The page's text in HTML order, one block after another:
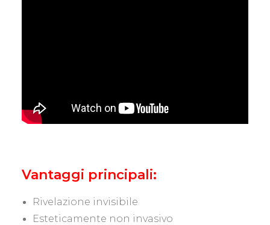
Vantaggi principali:
Rivelazione invisibile
Esteticamente non invasivo